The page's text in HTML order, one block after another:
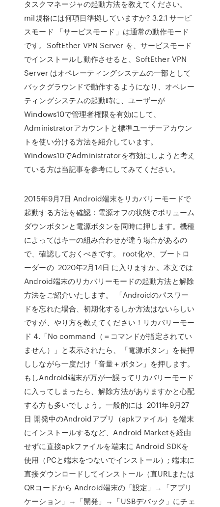
タスクマネージャの起動方法を教えてください。
mil規格には何項目準拠していますか? 3.2.1 サービ
スモード 「サービスモード」は通常の動作モード
です。SoftEther VPN Server を、サービスモード
でインストールし動作させると、SoftEther VPN
Server はオペレーティングシステムの一部として
バックグラウンドで動作するようになり、オペレー
ティングシステムの起動時に、ユーザーが
Windows10で管理者権限を有効にして、
Administratorアカウントと標準ユーザーアカウン
トを使い分ける方法を紹介しています。
Windows10でAdministratorを有効にしようと考え
ている方は当記事を参考にしてみてください。
2015年9月7日 Android端末をリカバリーモードで
起動する方法を確認：電源オフの状態でボリューム
ダウンボタンと電源ボタンを同時に押します。機種
によってはキーの組み合わせが違う場合があるの
で、確認しておくべきです。 root化や、ブートロ
ーダーの 2020年2月14日 に入りますか。本文では
Android端末のリカバリーモードの起動方法と解除
方法をご紹介いたします。 「Androidのパスワー
ドを忘れた場合、初期化するしか方法はないらしい
ですが、やり方を教えてください！リカバリーモー
ド 4.「No command（＝コマンドが指定されてい
ません）」と表示されたら、「電源ボタン」を長押
ししながら一度だけ「音量＋ボタン」を押します。
もしAndroid端末が万が一誤ってリカバリーモード
に入ってしまったら、解除方法がありますかと心配
する方も多いでしょう。一般的には 2011年9月27
日 開発中のAndroidアプリ（apkファイル）を端末
にインストールするなど、Android Marketを経由
せずに直接apkファイルを端末に Android SDKを
使用（PCと端末をつないでインストール）; 端末に
直接ダウンロードしてインストール（直URLまたは
QRコードから Android端末の「設定」→「アプリ
ケーション」→「開発」→「USBデバック」にチェ